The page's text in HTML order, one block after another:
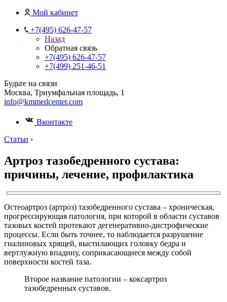
Мой кабинет
+7(495) 626-47-57
Назад
Обратная связь
+7(495) 626-47-57
+7(499) 251-46-51
Будьте на связи
Москва, Триумфальная площадь, 1
info@kmmedcenter.com
Вконтакте
Статьи ›
Артроз тазобедренного сустава:
причины, лечение, профилактика
Остеоартроз (артроз) тазобедренного сустава – хроническая,
прогрессирующая патология, при которой в области суставов
тазовых костей протекают дегенеративно-дистрофические
процессы. Если быть точнее, то наблюдается разрушение
гиалиновых хрящей, выстилающих головку бедра и
вертлужную впадину, соприкасающиеся между собой
поверхности костей таза.
Второе название патологии – коксартроз
тазобедренных суставов.